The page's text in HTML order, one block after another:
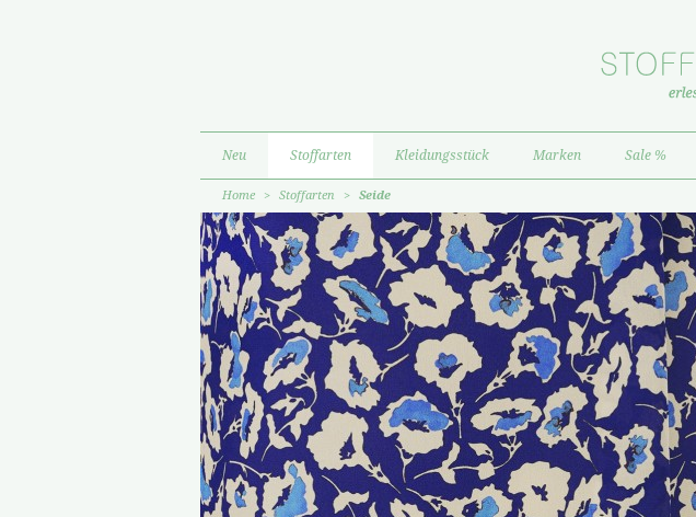
Neu Stoffarten Kleidungsstück Marken Sale %
Home > Stoffarten > Seide